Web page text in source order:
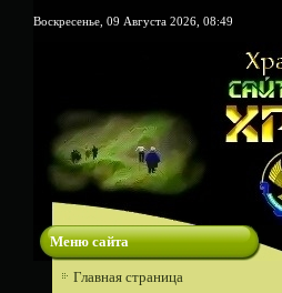
Воскресенье, 09 Августа 2026, 08:49
Меню сайта
Главная страница